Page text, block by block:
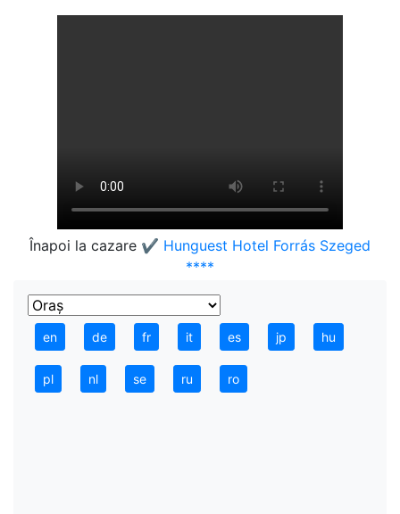
Înapoi la cazare ✔️ Hunguest Hotel Forrás Szeged
****
en de fr it es jp hu
pl nl se ru ro